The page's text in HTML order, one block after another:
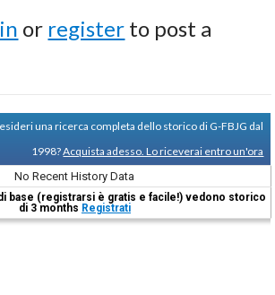
or register to post a
una ricerca completa dello storico di G-FBJG dal
1998?Acquista adesso. Lo riceverai entro un'ora
No Recent History Data
base (registrarsi è gratis e facile!) vedono storico
di 3 months Registrati